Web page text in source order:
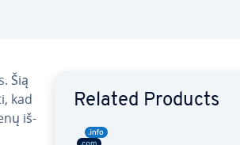
Šią
kad
iš­
Related Products